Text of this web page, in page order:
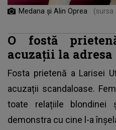
Medana și Alin Oprea
O fostă
acuzații la
Fosta prietenă a Larisei
acuzații scandaloase.
toate relațiile
demonstra cu cine l-a